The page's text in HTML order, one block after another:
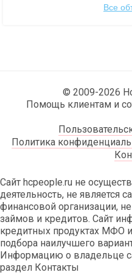
Все
© 2009-2026
Помощь клиентам и
Политика
Сайт hcpeople.ru не
деятельность, не является
финансовой организации,
займов и кредитов. Сайт
кредитных продуктах МФО
подбора наилучшего
Информацию о владельце
раздел Контакты